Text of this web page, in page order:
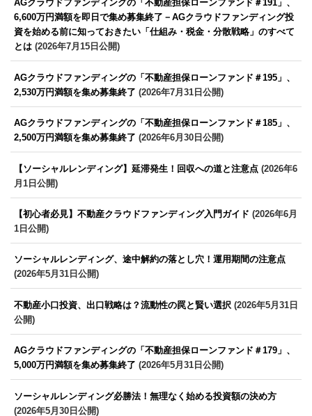
AGクラウドファンディングの「不動産担保ローンファンド＃191」、
6,600万円満額を即日で集め募集終了－AGクラウドファンディング投
資を始める前に知っておきたい「仕組み・税金・分散戦略」のすべて
とは (2026年7月15日公開)
AGクラウドファンディングの「不動産担保ローンファンド＃195」、
2,530万円満額を集め募集終了 (2026年7月31日公開)
AGクラウドファンディングの「不動産担保ローンファンド＃185」、
2,500万円満額を集め募集終了 (2026年6月30日公開)
【ソーシャルレンディング】延滞発生！回収への道と注意点 (2026年6
月1日公開)
【初心者必見】不動産クラウドファンディング入門ガイド (2026年6月
1日公開)
ソーシャルレンディング、途中解約の落とし穴！運用期間の注意点
(2026年5月31日公開)
不動産小口投資、出口戦略は？流動性の罠と賢い選択 (2026年5月31日
公開)
AGクラウドファンディングの「不動産担保ローンファンド＃179」、
5,000万円満額を集め募集終了 (2026年5月31日公開)
ソーシャルレンディング必勝法！無理なく始める投資額の決め方
(2026年5月30日公開)